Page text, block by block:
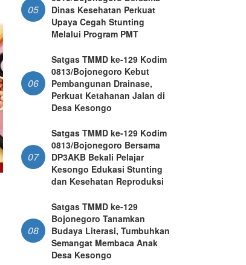
05
Dinas Kesehatan Perkuat
Upaya Cegah Stunting
Melalui Program PMT
06
Satgas TMMD ke-129 Kodim
0813/Bojonegoro Kebut
Pembangunan Drainase,
Perkuat Ketahanan Jalan di
Desa Kesongo
07
Satgas TMMD ke-129 Kodim
0813/Bojonegoro Bersama
DP3AKB Bekali Pelajar
Kesongo Edukasi Stunting
dan Kesehatan Reproduksi
08
Satgas TMMD ke-129
Bojonegoro Tanamkan
Budaya Literasi, Tumbuhkan
Semangat Membaca Anak
Desa Kesongo